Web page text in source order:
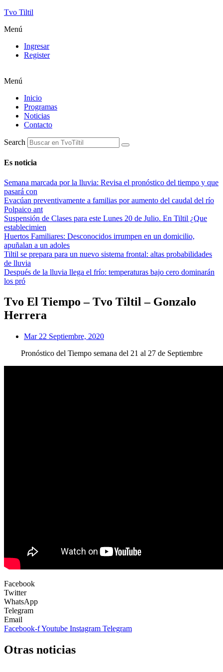
Tvo Tiltil
Menú
Ingresar
Register
Menú
Inicio
Programas
Noticias
Contacto
Search
Es noticia
Semana marcada por la lluvia: Revisa el pronóstico del tiempo y que
pasará con
Evacúan preventivamente a familias por aumento del caudal del río
Polpaico ant
Suspensión de Clases para este Lunes 20 de Julio. En Tiltil ¿Que
establecimien
Huertos Familiares: Desconocidos irrumpen en un domicilio,
apuñalan a un adoles
Tiltil se prepara para un nuevo sistema frontal: altas probabilidades
de lluvia
Después de la lluvia llega el frío: temperaturas bajo cero dominarán
los pró
Tvo El Tiempo – Tvo Tiltil – Gonzalo
Herrera
Mar 22 Septiembre, 2020
Pronóstico del Tiempo semana del 21 al 27 de Septiembre
Facebook
Twitter
WhatsApp
Telegram
Email
Facebook-fYoutube Instagram Telegram
Otras noticias